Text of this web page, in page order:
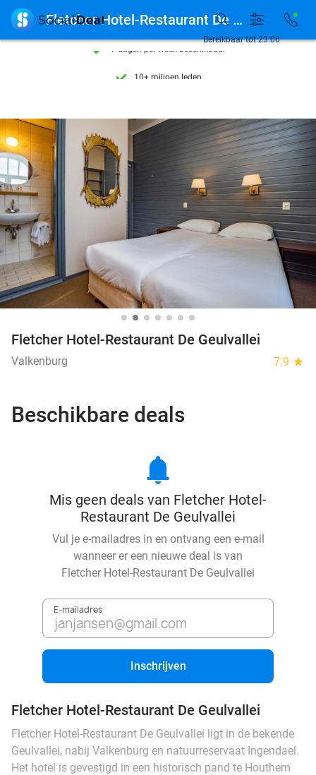
7 dagen per week beschikbaar
7 dagen per week beschikbaar
10+ miljoen leden
Bereikbaar tot 23:00
 Fletcher Hotel-Restaurant De Geulvallei
Fletcher Hotel-Restaurant De Geulvallei
Valkenburg 7.9 star
Beschikbare deals
notifications
Mis geen deals van Fletcher Hotel-
Restaurant De Geulvallei
Vul je e-mailadres in en ontvang een e-mail
wanneer er een nieuwe deal is van
Fletcher Hotel-Restaurant De Geulvallei
E-mailadres
Inschrijven
Fletcher Hotel-Restaurant De Geulvallei
Fletcher Hotel-Restaurant De Geulvallei ligt in de bekende
Geulvallei, nabij Valkenburg en natuurreservaat Ingendael.
Het hotel is gevestigd in een historisch pand te Houthem